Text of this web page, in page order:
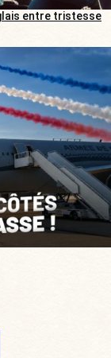
entre tristesse